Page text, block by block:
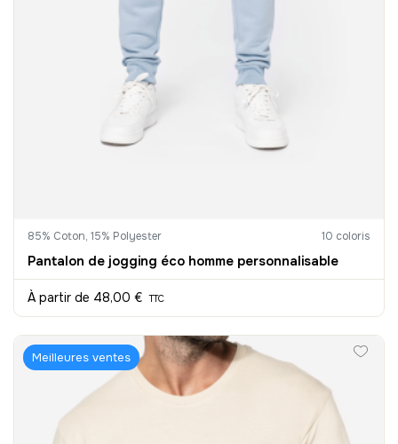
85% Coton, 15% Polyester 10 coloris
Pantalon de jogging éco homme personnalisable
À partir de 48,00 € TTC
Meilleures ventes